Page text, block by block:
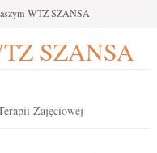
WTZ SZANSA
SZANSA
Zajęciowej